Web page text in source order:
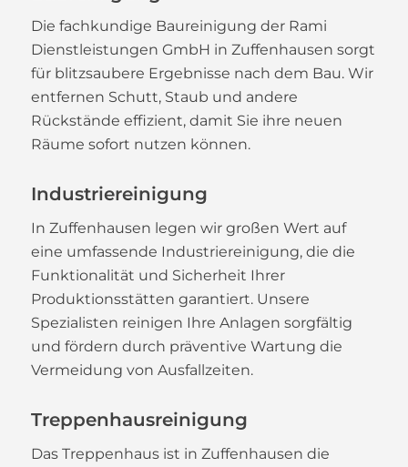
Die fachkundige Baureinigung der Rami
Dienstleistungen GmbH in Zuffenhausen sorgt
für blitzsaubere Ergebnisse nach dem Bau. Wir
entfernen Schutt, Staub und andere
Rückstände effizient, damit Sie ihre neuen
Räume sofort nutzen können.
Industriereinigung
In Zuffenhausen legen wir großen Wert auf
eine umfassende Industriereinigung, die die
Funktionalität und Sicherheit Ihrer
Produktionsstätten garantiert. Unsere
Spezialisten reinigen Ihre Anlagen sorgfältig
und fördern durch präventive Wartung die
Vermeidung von Ausfallzeiten.
Treppenhausreinigung
Das Treppenhaus ist in Zuffenhausen die